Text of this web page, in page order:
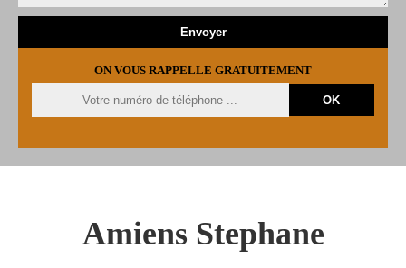
ON VOUS RAPPELLE GRATUITEMENT
Amiens Stephane